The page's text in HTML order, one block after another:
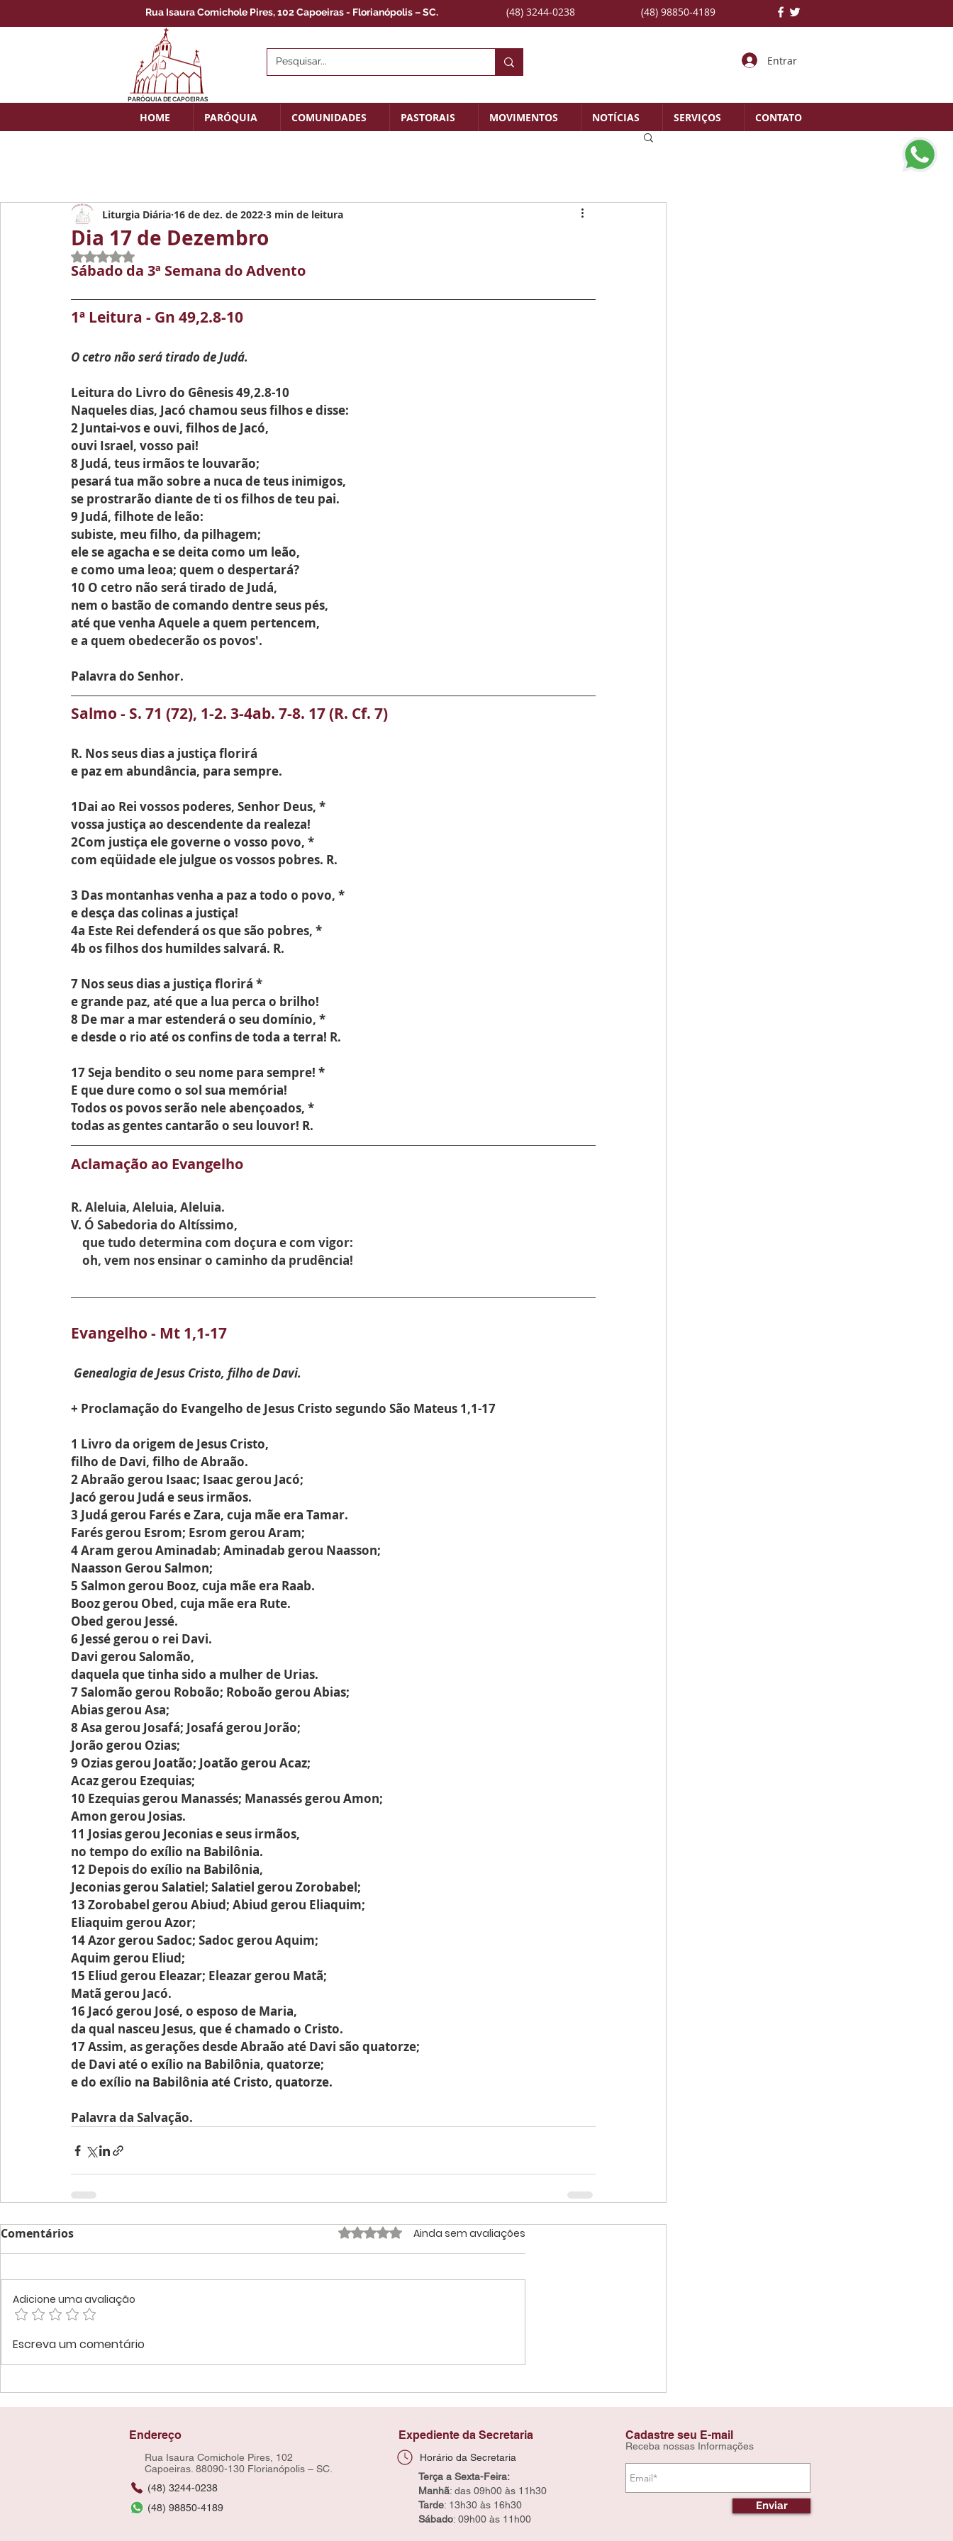
Rua Isaura Comichole Pires, 102 Capoeiras - Florianópolis – SC. (48) 3244-0238 (48) 98850-4189
PARÓQUIA DE CAPOEIRAS
Entrar
HOME PARÓQUIA COMUNIDADES PASTORAIS MOVIMENTOS NOTÍCIAS SERVIÇOS CONTATO
Dia 17 de Dezembro
Liturgia Diária 16 de dez. de 2022 3 min de leitura
Avaliado com NaN de 5 estrelas.
Sábado da 3ª Semana do Advento
1ª Leitura - Gn 49,2.8-10
O cetro não será tirado de Judá.
Leitura do Livro do Gênesis 49,2.8-10
Naqueles dias, Jacó chamou seus filhos e disse:
2 Juntai-vos e ouvi, filhos de Jacó,
ouvi Israel, vosso pai!
8 Judá, teus irmãos te louvarão;
pesará tua mão sobre a nuca de teus inimigos,
se prostrarão diante de ti os filhos de teu pai.
9 Judá, filhote de leão:
subiste, meu filho, da pilhagem;
ele se agacha e se deita como um leão,
e como uma leoa; quem o despertará?
10 O cetro não será tirado de Judá,
nem o bastão de comando dentre seus pés,
até que venha Aquele a quem pertencem,
e a quem obedecerão os povos'.
Palavra do Senhor.
Salmo - S. 71 (72), 1-2. 3-4ab. 7-8. 17 (R. Cf. 7)
R. Nos seus dias a justiça florirá
e paz em abundância, para sempre.
1Dai ao Rei vossos poderes, Senhor Deus, *
vossa justiça ao descendente da realeza!
2Com justiça ele governe o vosso povo, *
com eqüidade ele julgue os vossos pobres. R.
3 Das montanhas venha a paz a todo o povo, *
e desça das colinas a justiça!
4a Este Rei defenderá os que são pobres, *
4b os filhos dos humildes salvará. R.
7 Nos seus dias a justiça florirá *
e grande paz, até que a lua perca o brilho!
8 De mar a mar estenderá o seu domínio, *
e desde o rio até os confins de toda a terra! R.
17 Seja bendito o seu nome para sempre! *
E que dure como o sol sua memória!
Todos os povos serão nele abençoados, *
todas as gentes cantarão o seu louvor! R.
Aclamação ao Evangelho
R. Aleluia, Aleluia, Aleluia.
V. Ó Sabedoria do Altíssimo,
    que tudo determina com doçura e com vigor:
    oh, vem nos ensinar o caminho da prudência!
Evangelho - Mt 1,1-17
Genealogia de Jesus Cristo, filho de Davi.
+ Proclamação do Evangelho de Jesus Cristo segundo São Mateus 1,1-17
1 Livro da origem de Jesus Cristo,
filho de Davi, filho de Abraão.
2 Abraão gerou Isaac; Isaac gerou Jacó;
Jacó gerou Judá e seus irmãos.
3 Judá gerou Farés e Zara, cuja mãe era Tamar.
Farés gerou Esrom; Esrom gerou Aram;
4 Aram gerou Aminadab; Aminadab gerou Naasson;
Naasson Gerou Salmon;
5 Salmon gerou Booz, cuja mãe era Raab.
Booz gerou Obed, cuja mãe era Rute.
Obed gerou Jessé.
6 Jessé gerou o rei Davi.
Davi gerou Salomão,
daquela que tinha sido a mulher de Urias.
7 Salomão gerou Roboão; Roboão gerou Abias;
Abias gerou Asa;
8 Asa gerou Josafá; Josafá gerou Jorão;
Jorão gerou Ozias;
9 Ozias gerou Joatão; Joatão gerou Acaz;
Acaz gerou Ezequias;
10 Ezequias gerou Manassés; Manassés gerou Amon;
Amon gerou Josias.
11 Josias gerou Jeconias e seus irmãos,
no tempo do exílio na Babilônia.
12 Depois do exílio na Babilônia,
Jeconias gerou Salatiel; Salatiel gerou Zorobabel;
13 Zorobabel gerou Abiud; Abiud gerou Eliaquim;
Eliaquim gerou Azor;
14 Azor gerou Sadoc; Sadoc gerou Aquim;
Aquim gerou Eliud;
15 Eliud gerou Eleazar; Eleazar gerou Matã;
Matã gerou Jacó.
16 Jacó gerou José, o esposo de Maria,
da qual nasceu Jesus, que é chamado o Cristo.
17 Assim, as gerações desde Abraão até Davi são quatorze;
de Davi até o exílio na Babilônia, quatorze;
e do exílio na Babilônia até Cristo, quatorze.
Palavra da Salvação.
Comentários Avaliado com 0 de 5 estrelas.
Ainda sem avaliações
Adicione uma avaliação
Escreva um comentário
Endereço
Rua Isaura Comichole Pires, 102
Capoeiras. 88090-130 Florianópolis – SC.
(48) 3244-0238
(48) 98850-4189
Expediente da Secretaria
Horário da Secretaria
Terça a Sexta-Feira:
Manhã: das 09h00 às 11h30
Tarde: 13h30 às 16h30
Sábado: 09h00 às 11h00
Cadastre seu E-mail
Receba nossas Informações
Enviar